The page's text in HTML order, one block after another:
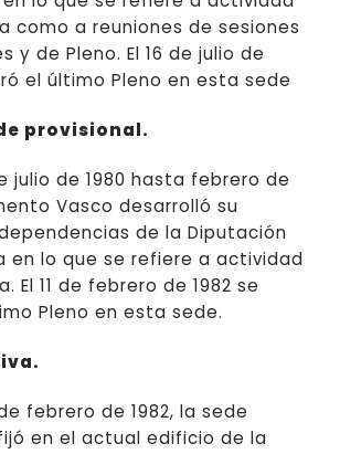
como a reuniones de sesiones
y de Pleno. El 16 de julio de
el último Pleno en esta sede
provisional.
julio de 1980 hasta febrero de
Vasco desarrolló su
de la Diputación
en lo que se refiere a actividad
El 11 de febrero de 1982 se
Pleno en esta sede.
febrero de 1982, la sede
en el actual edificio de la